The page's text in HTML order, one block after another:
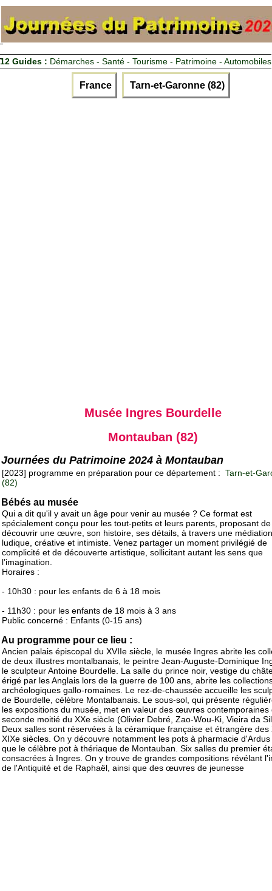
12 Guides : Démarches - Santé - Tourisme - Patrimoine - Automobiles
France Tarn-et-Garonne (82)
Musée Ingres Bourdelle
Montauban (82)
Journées du Patrimoine 2024 à Montauban
[2023] programme en préparation pour ce département : Tarn-et-
(82)
Bébés au musée
Qui a dit qu'il y avait un âge pour venir au musée ? Ce format est
spécialement conçu pour les tout-petits et leurs parents, proposant de
découvrir une œuvre, son histoire, ses détails, à travers une médiation
ludique, créative et intimiste. Venez partager un moment privilégié de
complicité et de découverte artistique, sollicitant autant les sens que
l’imagination.
Horaires :
- 10h30 : pour les enfants de 6 à 18 mois
- 11h30 : pour les enfants de 18 mois à 3 ans
Public concerné : Enfants (0-15 ans)
Au programme pour ce lieu :
Ancien palais épiscopal du XVIIe siècle, le musée Ingres abrite les
de deux illustres montalbanais, le peintre Jean-Auguste-Dominique
le sculpteur Antoine Bourdelle. La salle du prince noir, vestige du
érigé par les Anglais lors de la guerre de 100 ans, abrite les
archéologiques gallo-romaines. Le rez-de-chaussée accueille les
de Bourdelle, célèbre Montalbanais. Le sous-sol, qui présente
les expositions du musée, met en valeur des œuvres contemporaines
seconde moitié du XXe siècle (Olivier Debré, Zao-Wou-Ki, Vieira da
Deux salles sont réservées à la céramique française et étrangère des
XIXe siècles. On y découvre notamment les pots à pharmacie d'Ardus
que le célèbre pot à thériaque de Montauban. Six salles du premier
consacrées à Ingres. On y trouve de grandes compositions révélant
de l'Antiquité et de Raphaël, ainsi que des œuvres de jeunesse